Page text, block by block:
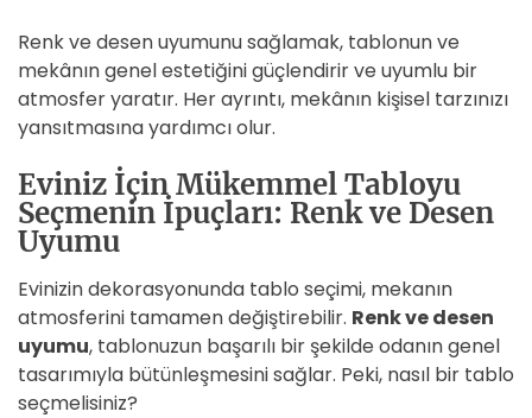
Renk ve desen uyumunu sağlamak, tablonun ve
mekânın genel estetiğini güçlendirir ve uyumlu bir
atmosfer yaratır. Her ayrıntı, mekânın kişisel tarzınızı
yansıtmasına yardımcı olur.
Eviniz İçin Mükemmel Tabloyu
Seçmenin İpuçları: Renk ve Desen
Uyumu
Evinizin dekorasyonunda tablo seçimi, mekanın
atmosferini tamamen değiştirebilir. Renk ve desen
uyumu, tablonuzun başarılı bir şekilde odanın genel
tasarımıyla bütünleşmesini sağlar. Peki, nasıl bir tablo
seçmelisiniz?